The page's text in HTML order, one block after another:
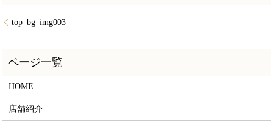
top_bg_img003
HOME
店舗紹介